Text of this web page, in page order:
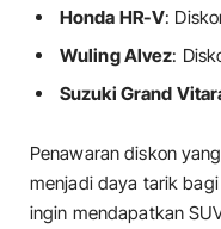
Honda HR-V:
Wuling Alvez:
Suzuki Grand
Penawaran diskon
menjadi daya tarik
ingin mendapatkan